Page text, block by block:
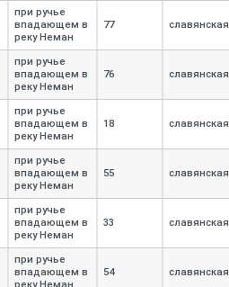
при ручье
впадающем в
реку Неман
77 славянская
при ручье
впадающем в
реку Неман
76 славянская
при ручье
впадающем в
реку Неман
18 славянская
при ручье
впадающем в
реку Неман
55 славянская
при ручье
впадающем в
реку Неман
33 славянская
при ручье
впадающем в
54 славянская